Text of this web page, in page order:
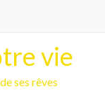
vie
ses rêves